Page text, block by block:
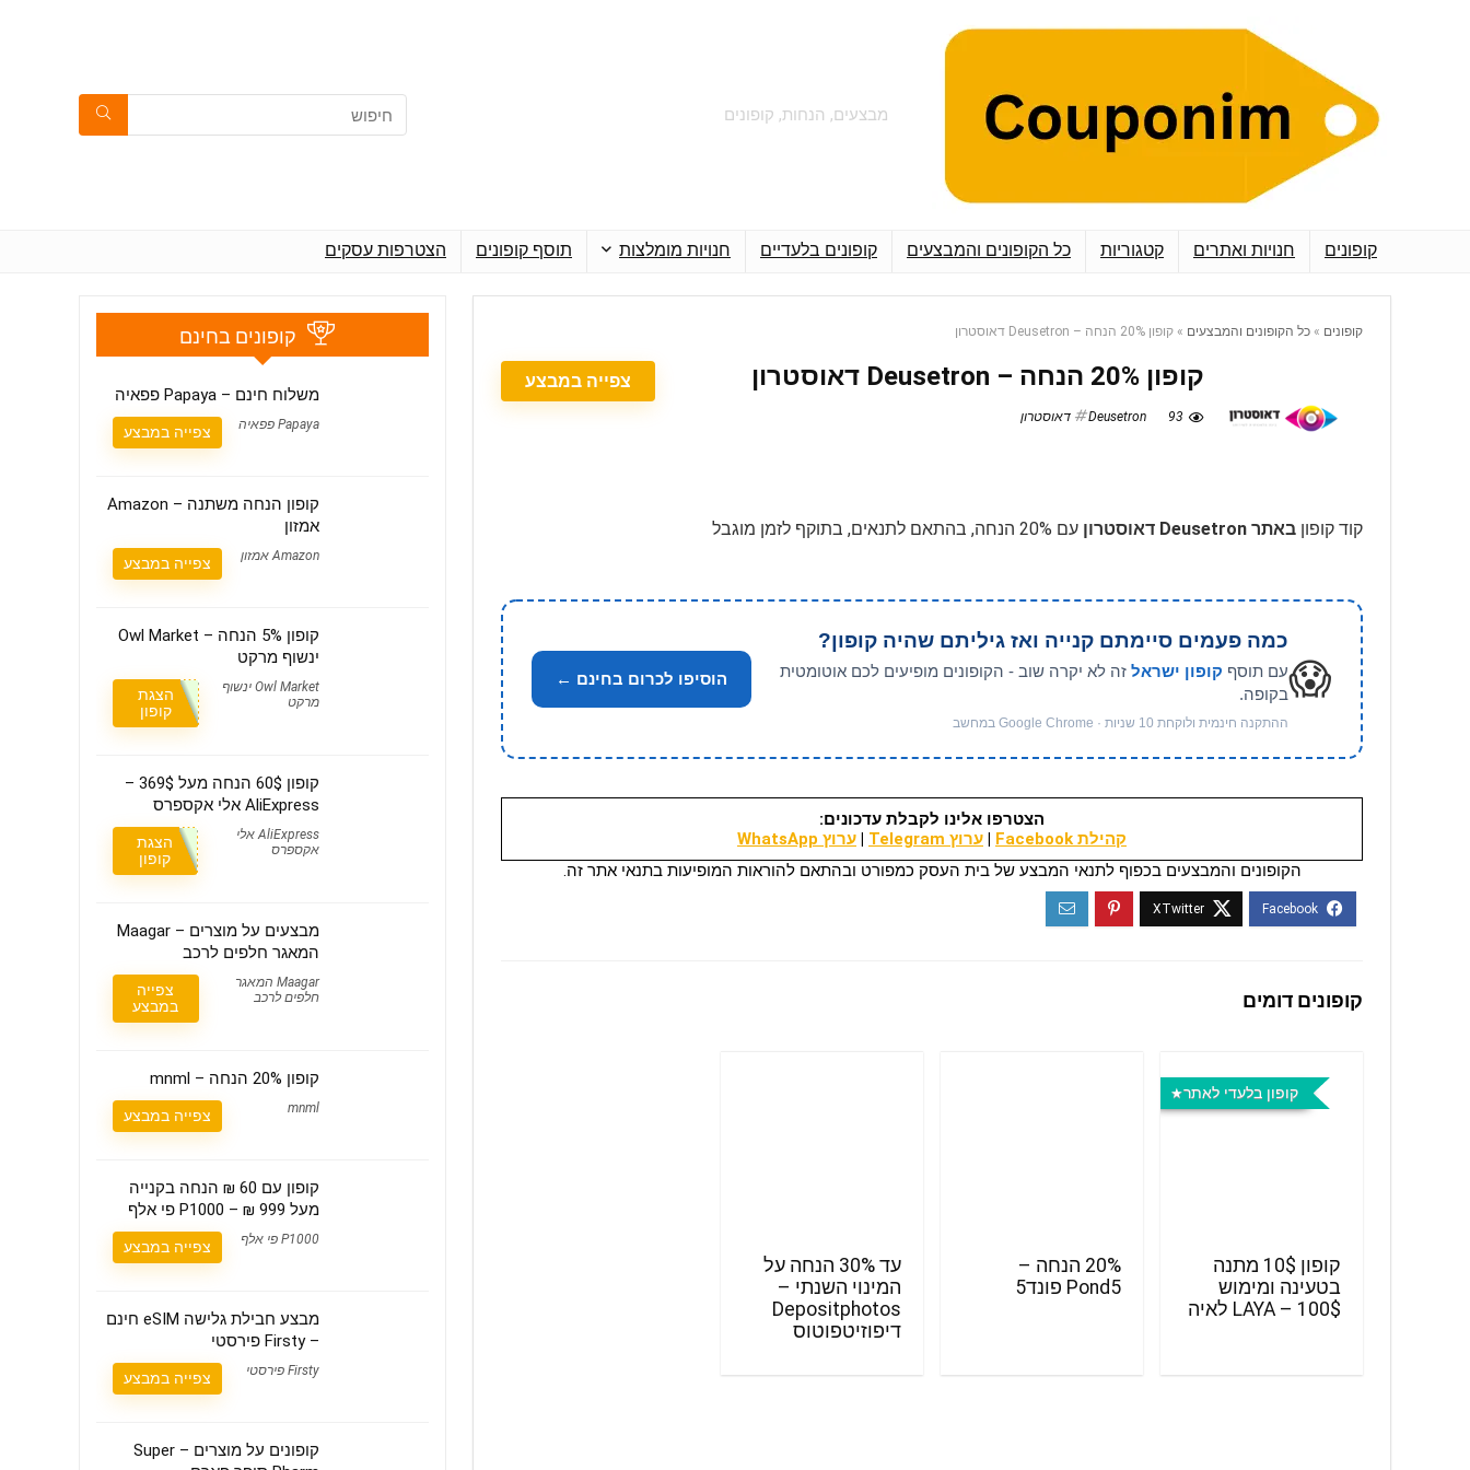
מבצעים, הנחות, קופונים
קופונים חנויות ואתרים קטגוריות כל הקופונים והמבצעים קופונים בלעדיים חנויות מומלצות תוסף קופונים הצטרפות עסקים
קופונים » כל הקופונים והמבצעים » קופון 20% הנחה – Deusetron דאוסטרון
קופון 20% הנחה – Deusetron דאוסטרון
93 Deusetron דאוסטרון
צפייה במבצע
קוד קופון באתר Deusetron דאוסטרון עם 20% הנחה, בהתאם לתנאים, בתוקף לזמן מוגבל
😱
כמה פעמים סיימתם קנייה ואז גיליתם שהיה קופון?
עם תוסף קופון ישראל זה לא יקרה שוב - הקופונים מופיעים לכם אוטומטית
בקופה.
ההתקנה חינמית ולוקחת 10 שניות · Google Chrome במחשב
הוסיפו לכרום בחינם ←
הצטרפו אלינו לקבלת עדכונים:
קהילת Facebook
| ערוץ Telegram | ערוץ WhatsApp
הקופונים והמבצעים בכפוף לתנאי המבצע של בית העסק כמפורט ובהתאם להוראות המופיעות בתנאי אתר זה.
קופונים דומים
קופון בלעדי לאתר
קופון 10$ מתנה
בטעינה ומימוש
100$ – LAYA לאיה
20% הנחה –
Pond5 פונד5
עד 30% הנחה על
המינוי השנתי –
Depositphotos
דיפוזיטפוטוס
קופונים בחינם
משלוח חינם – Papaya פפאיה
Papaya פפאיה צפייה במבצע
קופון הנחה משתנה – Amazon
אמזון
Amazon אמזון צפייה במבצע
קופון 5% הנחה – Owl Market
ינשוף מרקט
Owl Market ינשוף
מרקט
הצגת
קופון
קופון 60$ הנחה מעל 369$ –
AliExpress אלי אקספרס
AliExpress אלי
אקספרס
הצגת
קופון
מבצעים על מוצרים – Maagar
המאגר חלפים לרכב
Maagar המאגר
חלפים לרכב
צפייה
במבצע
קופון 20% הנחה – mnml
mnml צפייה במבצע
קופון עם 60 ₪ הנחה בקנייה
מעל 999 ₪ – P1000 פי אלף
P1000 פי אלף צפייה במבצע
מבצע חבילת גלישה eSIM חינם
– Firsty פירסטי
Firsty פירסטי צפייה במבצע
קופונים על מוצרים – Super